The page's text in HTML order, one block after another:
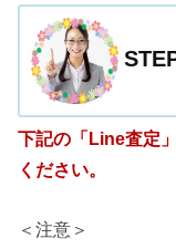
下記の「Line査定
ください。
＜注意＞